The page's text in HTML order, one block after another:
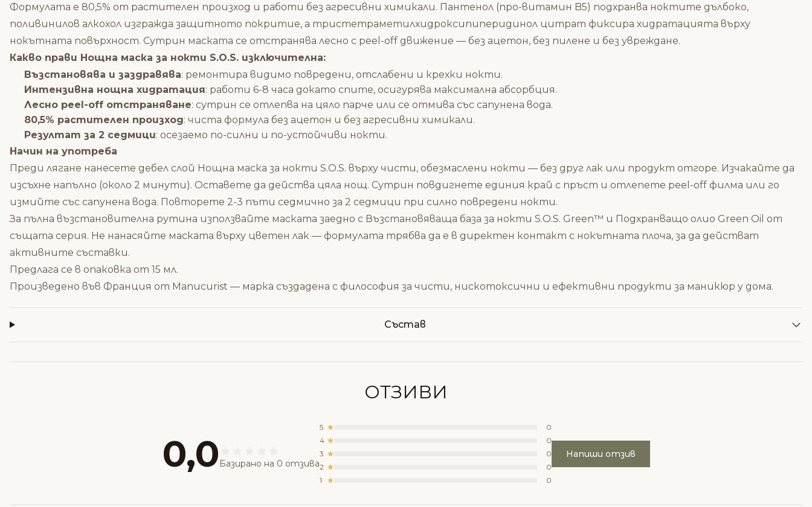
Формулата е 80,5% от растителен произход и работи без агресивни химикали. Пантенол (про-витамин B5) подхранва ноктите дълбоко,
поливинилов алкохол изгражда защитното покритие, а тристетраметилхидроксипиперидинол цитрат фиксира хидратацията върху
нокътната повърхност. Сутрин маската се отстранява лесно с peel-off движение — без ацетон, без пилене и без увреждане.
Какво прави Нощна маска за нокти S.O.S. изключителна:
Възстановява и заздравява: ремонтира видимо повредени, отслабени и крехки нокти.
Интензивна нощна хидратация: работи 6-8 часа докато спите, осигурява максимална абсорбция.
Лесно peel-off отстраняване: сутрин се отлепва на цяло парче или се отмива със сапунена вода.
80,5% растителен произход: чиста формула без ацетон и без агресивни химикали.
Резултат за 2 седмици: осезаемо по-силни и по-устойчиви нокти.
Начин на употреба
Преди лягане нанесете дебел слой Нощна маска за нокти S.O.S. върху чисти, обезмаслени нокти — без друг лак или продукт отгоре. Изчакайте да
изсъхне напълно (около 2 минути). Оставете да действа цяла нощ. Сутрин повдигнете единия край с пръст и отлепете peel-off филма или го
измийте със сапунена вода. Повторете 2-3 пъти седмично за 2 седмици при силно повредени нокти.
За пълна възстановителна рутина използвайте маската заедно с Възстановяваща база за нокти S.O.S. Green™ и Подхранващо олио Green Oil от
същата серия. Не нанасяйте маската върху цветен лак — формулата трябва да е в директен контакт с нокътната плоча, за да действат
активните съставки.
Предлага се в опаковка от 15 мл.
Произведено във Франция от Manucurist — марка създадена с философия за чисти, нискотоксични и ефективни продукти за маникюр у дома.
Състав
ОТЗИВИ
0,0 Базирано на 0 отзива
5
0
4
0
3
0
2
0
1
0
Напиши отзив